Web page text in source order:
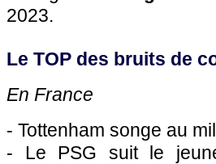
2023.
Le TOP des bruits de
En France
- Tottenham songe au
- Le PSG suit le